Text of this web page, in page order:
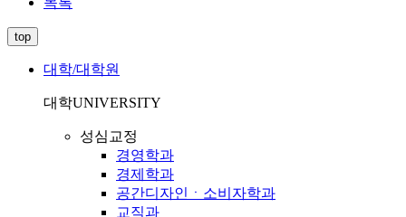
top
대학/대학원
대학UNIVERSITY
성심교정
경영학과
경제학과
공간디자인ㆍ소비자학과
교직과